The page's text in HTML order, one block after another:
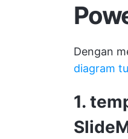
Dengan
diagram
1.